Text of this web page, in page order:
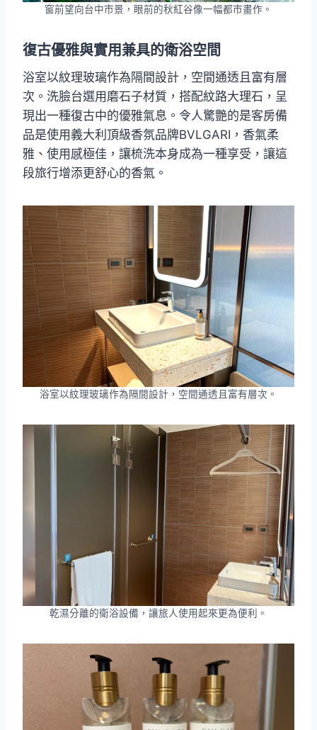
窗前望向台中市景，眼前的秋紅谷像一幅都市畫作。
復古優雅與實用兼具的衛浴空間
浴室以紋理玻璃作為隔間設計，空間通透且富有層
次。洗臉台選用磨石子材質，搭配紋路大理石，呈
現出一種復古中的優雅氣息。令人驚艷的是客房備
品是使用義大利頂級香氛品牌BVLGARI，香氣柔
雅、使用感極佳，讓梳洗本身成為一種享受，讓這
段旅行增添更舒心的香氣。
浴室以紋理玻璃作為隔間設計，空間通透且富有層次。
乾濕分離的衛浴設備，讓旅人使用起來更為便利。